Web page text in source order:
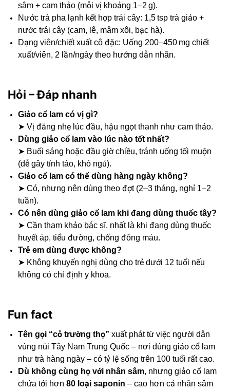
sâm + cam thảo (mỗi vị khoảng 1–2 g).
Nước trà pha lạnh kết hợp trái cây: 1,5 tsp trà giảo +
nước trái cây (cam, lê, mâm xôi, bạc hà).
Dạng viên/chiết xuất cô đặc: Uống 200–450 mg chiết
xuất/viên, 2 lần/ngày theo hướng dẫn nhãn.
Hỏi – Đáp nhanh
Giảo cổ lam có vị gì?
➤ Vị đắng nhẹ lúc đầu, hậu ngọt thanh như cam thảo.
Dùng giảo cổ lam vào lúc nào tốt nhất?
➤ Buổi sáng hoặc đầu giờ chiều, tránh uống tối muộn
(dễ gây tỉnh táo, khó ngủ).
Giảo cổ lam có thể dùng hàng ngày không?
➤ Có, nhưng nên dùng theo đợt (2–3 tháng, nghỉ 1–2
tuần).
Có nên dùng giảo cổ lam khi đang dùng thuốc tây?
➤ Cần tham khảo bác sĩ, nhất là khi đang dùng thuốc
huyết áp, tiểu đường, chống đông máu.
Trẻ em dùng được không?
➤ Không khuyến nghị dùng cho trẻ dưới 12 tuổi nếu
không có chỉ định y khoa.
Fun fact
Tên gọi “cỏ trường thọ” xuất phát từ việc người dân
vùng núi Tây Nam Trung Quốc – nơi dùng giảo cổ lam
như trà hàng ngày – có tỷ lệ sống trên 100 tuổi rất cao.
Dù không cùng họ với nhân sâm, nhưng giảo cổ lam
chứa tới hơn 80 loại saponin – cao hơn cả nhân sâm